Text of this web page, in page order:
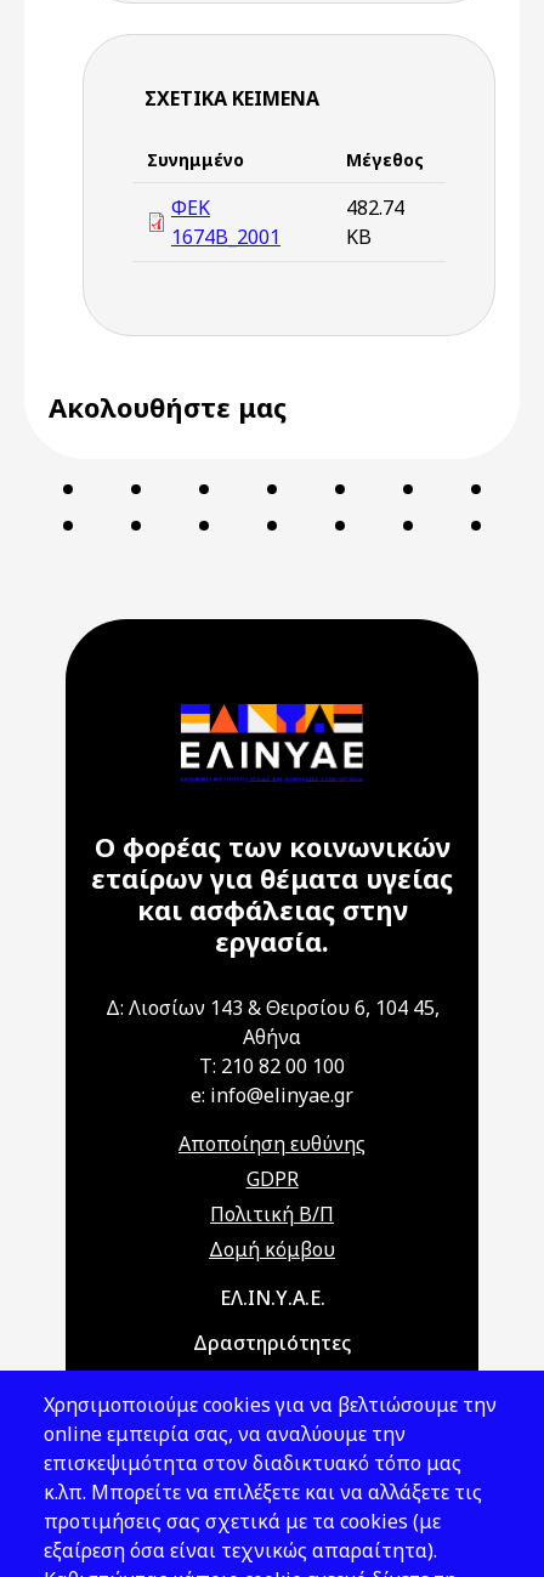
ΣΧΕΤΙΚΆ ΚΕΊΜΕΝΑ
Συνημμένο Μέγεθος
ΦΕΚ
1674Β_2001
482.74
KB
Ακολουθήστε μας
Ο φορέας των κοινωνικών
εταίρων για θέματα υγείας
και ασφάλειας στην
εργασία.
Δ: Λιοσίων 143 & Θειρσίου 6, 104 45,
Αθήνα
T: 210 82 00 100
e: info@elinyae.gr
Αποποίηση ευθύνης
GDPR
Πολιτική Β/Π
Δομή κόμβου
Main navigationΕΛ.ΙΝ.Υ.Α.Ε.
Δραστηριότητες
Νομοθεσία
Εκδόσεις
Νέα - Εκδηλώσεις
Ακολουθήστε μας
Χρησιμοποιούμε cookies για να βελτιώσουμε την
online εμπειρία σας, να αναλύουμε την
επισκεψιμότητα στον διαδικτυακό τόπο μας
κ.λπ. Μπορείτε να επιλέξετε και να αλλάξετε τις
προτιμήσεις σας σχετικά με τα cookies (με
εξαίρεση όσα είναι τεχνικώς απαραίτητα).